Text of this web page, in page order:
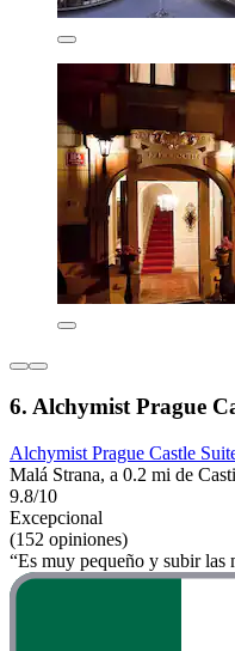
6. Alchymist Prague
Alchymist Prague Castle
Malá Strana, a 0.2 mi de
9.8/10
Excepcional
(152 opiniones)
“Es muy pequeño y subir las